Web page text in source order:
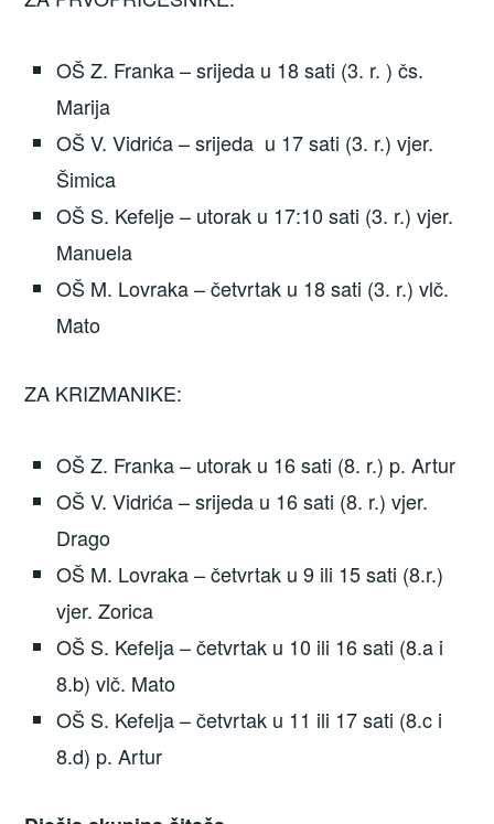
OŠ Z. Franka – srijeda u 18 sati (3. r. ) čs.
Marija
OŠ V. Vidrića – srijeda u 17 sati (3. r.) vjer.
Šimica
OŠ S. Kefelje – utorak u 17:10 sati (3. r.) vjer.
Manuela
OŠ M. Lovraka – četvrtak u 18 sati (3. r.) vlč.
Mato
ZA KRIZMANIKE:
OŠ Z. Franka – utorak u 16 sati (8. r.) p. Artur
OŠ V. Vidrića – srijeda u 16 sati (8. r.) vjer.
Drago
OŠ M. Lovraka – četvrtak u 9 ili 15 sati (8.r.)
vjer. Zorica
OŠ S. Kefelja – četvrtak u 10 ili 16 sati (8.a i
8.b) vlč. Mato
OŠ S. Kefelja – četvrtak u 11 ili 17 sati (8.c i
8.d) p. Artur